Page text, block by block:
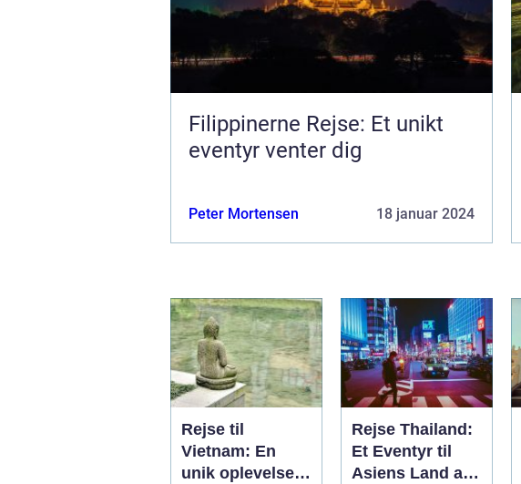
Filippinerne Rejse: Et unikt
eventyr venter dig
Peter Mortensen 18 januar 2024
Rejse til
Vietnam: En
unik oplevelse
Rejse Thailand:
Et Eventyr til
Asiens Land af